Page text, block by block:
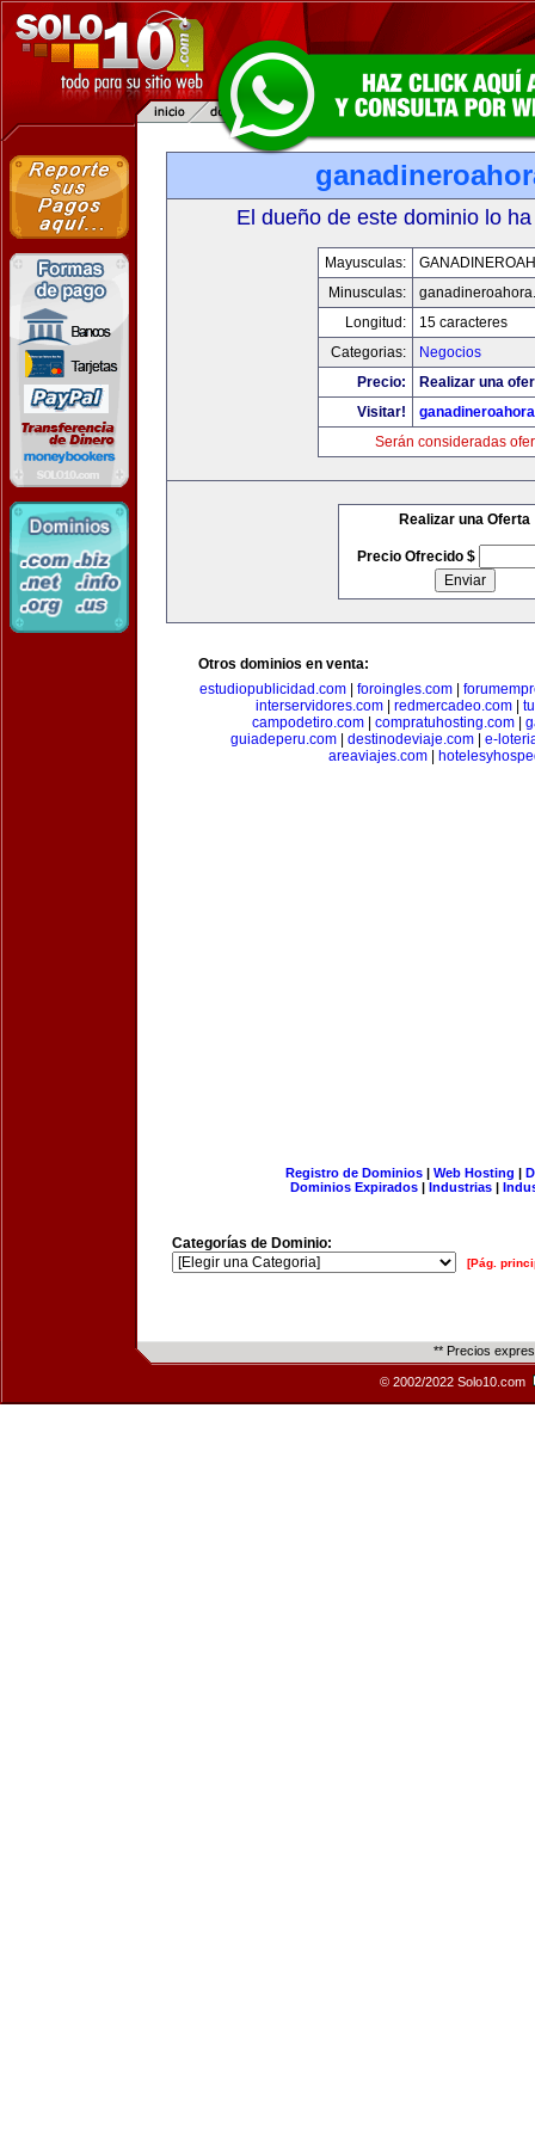
El dueño de este dominio lo
Mayusculas:
Minusculas:
Longitud:
15 caracteres
Categorias:
Negocios
Precio:
Realizar una
Visitar!
Serán consideradas
Realizar una Oferta
Precio Ofrecido $
Otros dominios en venta:
estudiopublicidad.com| foroingles.com|
interservidores.com
redmercadeo.com
campodetiro.com
compratuhosting.com
guiadeperu.com
destinodeviaje.com
e-
areaviajes.com
Registro de Dominios| Web Hosting |
Dominios Expirados | Industrias |
Categorías de Dominio:
[Pág.
** Precios
© 2002/2022 Solo10.com